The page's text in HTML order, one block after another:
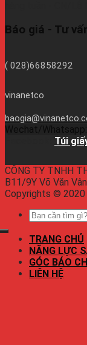
Báo giá - Tư
( 028)66858292
vinanetco
Wechat/
Túi
CÔNG TY TNHH
B11/9Y Võ Văn
Copyrights ©
TRANG CHỦ
NĂNG LỰC
GÓC BÁO
LIÊN HỆ